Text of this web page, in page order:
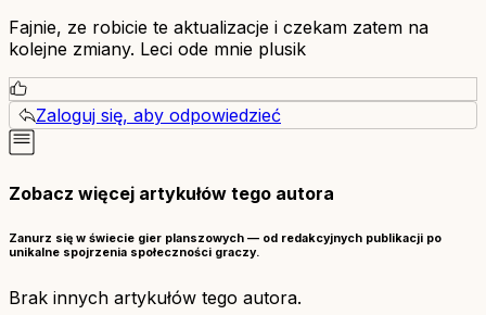
Fajnie, ze robicie te aktualizacje i czekam zatem na
kolejne zmiany. Leci ode mnie plusik
Zaloguj się, aby odpowiedzieć
Zobacz więcej artykułów tego autora
Zanurz się w świecie gier planszowych — od redakcyjnych publikacji po
unikalne spojrzenia społeczności graczy.
Brak innych artykułów tego autora.